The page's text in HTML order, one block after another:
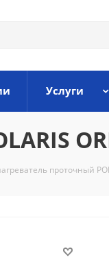
Услуги
проточный